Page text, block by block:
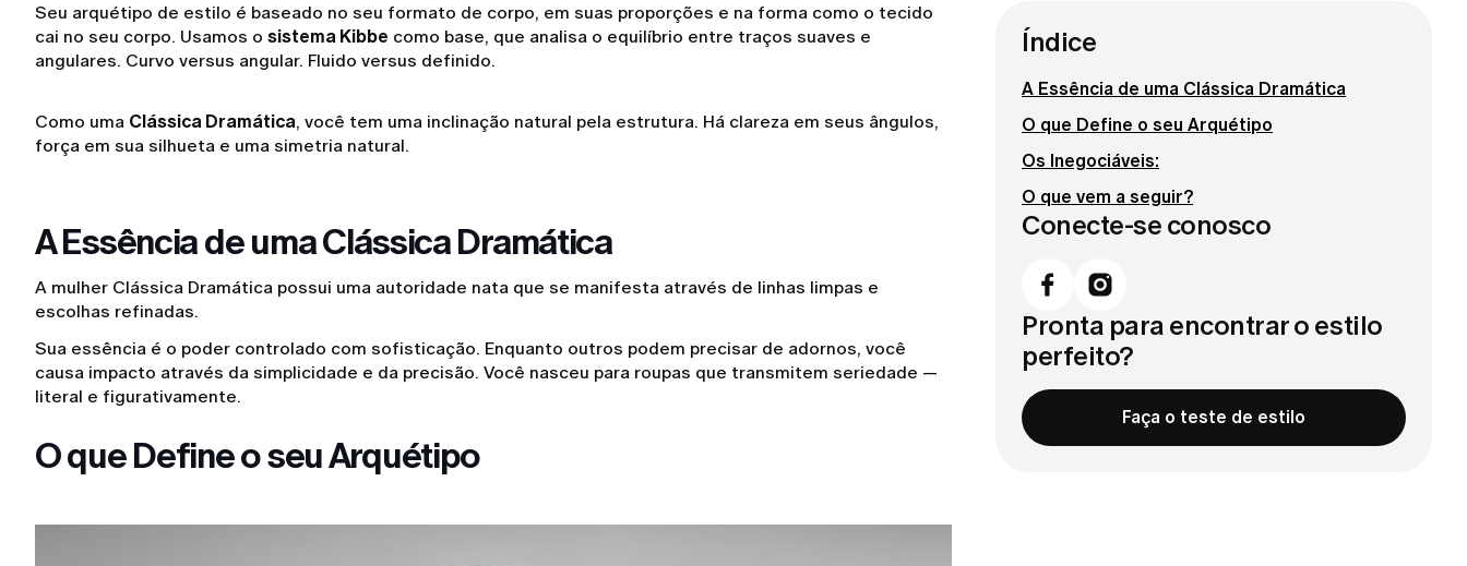
Seu arquétipo de estilo é baseado no seu formato de corpo, em suas proporções e na forma como o tecido
cai no seu corpo. Usamos o sistema Kibbe como base, que analisa o equilíbrio entre traços suaves e
angulares. Curvo versus angular. Fluido versus definido.
Como uma Clássica Dramática, você tem uma inclinação natural pela estrutura. Há clareza em seus ângulos,
força em sua silhueta e uma simetria natural.
A Essência de uma Clássica Dramática
A mulher Clássica Dramática possui uma autoridade nata que se manifesta através de linhas limpas e
escolhas refinadas.
Sua essência é o poder controlado com sofisticação. Enquanto outros podem precisar de adornos, você
causa impacto através da simplicidade e da precisão. Você nasceu para roupas que transmitem seriedade —
literal e figurativamente.
O que Define o seu Arquétipo
Índice
A Essência de uma Clássica Dramática
O que Define o seu Arquétipo
Os Inegociáveis:
O que vem a seguir?
Conecte-se conosco
Pronta para encontrar o estilo
perfeito?
Faça o teste de estilo